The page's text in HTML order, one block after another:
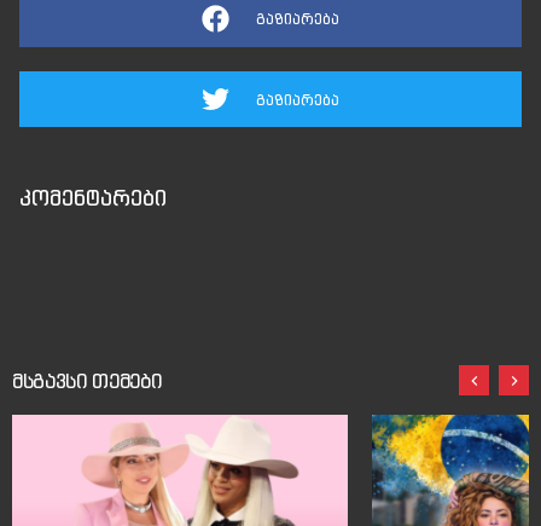
გაზიარება
გაზიარება
კომენტარები
მსგავსი თემები